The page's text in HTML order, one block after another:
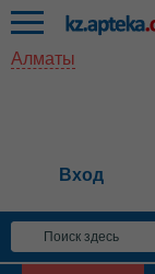
Алматы
Вход